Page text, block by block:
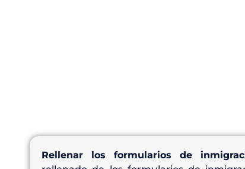
Rellenar los formularios de